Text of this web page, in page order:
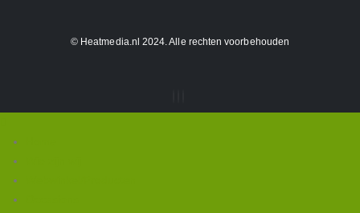
© Heatmedia.nl 2024. Alle rechten voorbehouden